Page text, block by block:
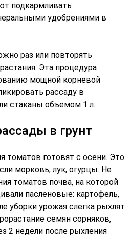
подкармливать
удобрениями в
раз или повторять
Эта процедура
мощной корневой
рассаду в
стаканы объемом 1 л.
в грунт
томатов готовят с осени. Это
морковь, лук, огурцы. Не
томатов почва, на которой
пасленовые: картофель,
уборки урожая слегка рыхлят
семян сорняков,
2 недели после рыхления